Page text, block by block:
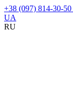
+38 (097) 814-30-50
UA
RU